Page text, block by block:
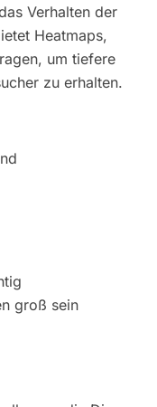
Verhalten der
Heatmaps,
um tiefere
zu erhalten.
groß sein